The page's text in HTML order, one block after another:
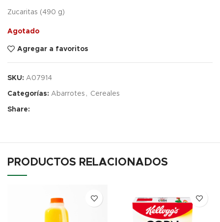
Zucaritas (490 g)
Agotado
Agregar a favoritos
SKU: A07914
Categorías: Abarrotes , Cereales
Share:
PRODUCTOS RELACIONADOS